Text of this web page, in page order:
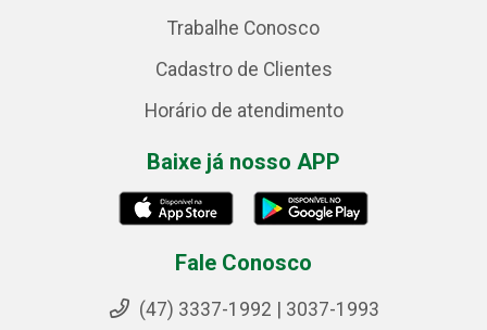
Trabalhe Conosco
Cadastro de Clientes
Horário de atendimento
Baixe já nosso APP
Fale Conosco
(47) 3337-1992 | 3037-1993